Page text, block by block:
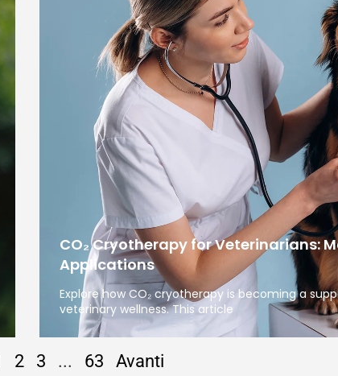
CO₂ Cryotherapy for Veterinarians:
Applications
Explore how CO₂ cryotherapy is becoming a
veterinary wellness. This article
2 3 ... 63 Avanti